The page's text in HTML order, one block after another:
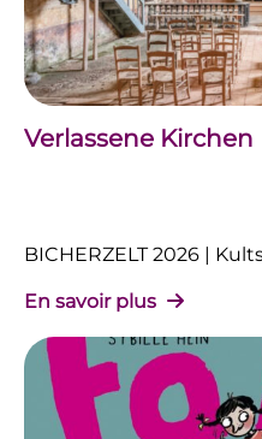
Verlassene Kirchen
BICHERZELT 2026 |
En savoir plus